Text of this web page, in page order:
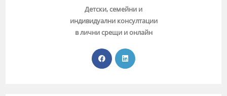
Детски, семейни и
индивидуални консултации
в лични срещи и онлайн